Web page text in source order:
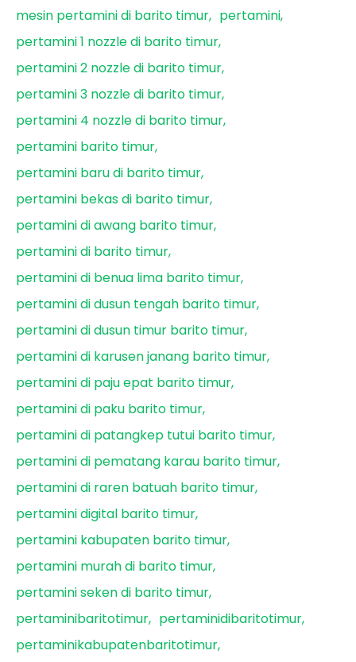
mesin pertamini di barito timur
pertamini
pertamini 1 nozzle di barito timur
pertamini 2 nozzle di barito timur
pertamini 3 nozzle di barito timur
pertamini 4 nozzle di barito timur
pertamini barito timur
pertamini baru di barito timur
pertamini bekas di barito timur
pertamini di awang barito timur
pertamini di barito timur
pertamini di benua lima barito timur
pertamini di dusun tengah barito timur
pertamini di dusun timur barito timur
pertamini di karusen janang barito timur
pertamini di paju epat barito timur
pertamini di paku barito timur
pertamini di patangkep tutui barito timur
pertamini di pematang karau barito timur
pertamini di raren batuah barito timur
pertamini digital barito timur
pertamini kabupaten barito timur
pertamini murah di barito timur
pertamini seken di barito timur
pertaminibaritotimur
pertaminidibaritotimur
pertaminikabupatenbaritotimur